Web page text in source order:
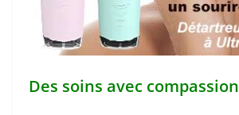
Des soins avec compassion